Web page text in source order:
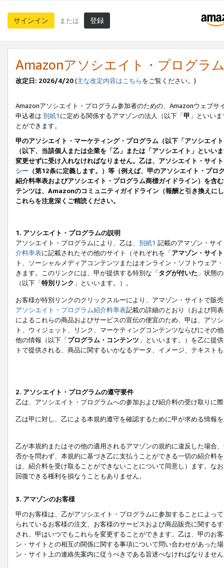
サインイン または 登録
Amazonアソシエイト・プログラ
改定日: 2026/4/20(主な改定内容はこちらをご覧ください。)
Amazonアソシエイト・プログラム参加者のための、Amazonウェブサ
申込者は 別紙1 に定める関係するアマゾンの法人（以下「甲 」といい
とができます。
甲のアソシエイト・マーケティング・プログラム（以下「アソシエイ
（以下、当該個人または企業を「乙」または「アソシエイト」とい
変更せずに受け入れなければなりません。乙は、アソシエイト・サイ
シー （第12条に定義します。）等（例えば、甲のアソシエイト・プ
紹介料率表およびアソシエイト・プログラム商標ガイドライン）を
テンツは、Amazonのコミュニティガイドライン（報酬と引き換えに
これらを注意深くご精読ください。
1. アソシエイト・プログラムの説明
アソシエイト・プログラムにより、乙は、 別紙1 記載のアマゾン・サ
介料率表に記載されたその他のサイト（それぞれを「アマゾン・サイト
ト、ソーシャルメディアコンテンツまたはオンライン・ソフトウェア
きます。このリンクには、甲が提供する特別な「タグが付いた 」状態
（以下「特別リンク 」といいます。）。
お客様が特別リンクのクリックスルーにより、アマゾン・サイトで販
アソシエイト・プログラム紹介料率表記載の詳細のとおり（および同
によるこれらの商品およびサービスの宣伝の便宜のため、甲は、アソ
ト、ウィジェット、リンク、マーケティングコンテンツならびにその
他の情報（以下「プログラム・コンテンツ 」といいます。）を乙に提
トで提供される、商品に関するいかなるデータ、イメージ、テキス
2. アソシエイト・プログラムの遵守要件
乙は、アソシエイト・プログラムへの参加および紹介料の受け取りに
乙は甲に対し、乙による本規約遵守を確認するために甲が求める情報
乙が本規約またはその他の適用されるアマゾンの規約に違反した場合
否かを問わず、本規約に基づき乙に支払うことができる一切の紹介料
は、紹介料を受け取ることができないことについて同意し）ます。な
回復できる権利を損なうこともありません。
3. アマゾンのお客様
甲のお客様は、乙がアソシエイト・プログラムに参加することによっ
られているお客様の注文、お客様のサービスおよび商品販売に関する
され、甲はいつでもこれらを変更することができます。乙は、甲のお
ン・サイトとの相互の関係に関する事項について問い合わせがあった
ン・サイト上の連絡先案内に従うべきである旨述べなければなりませ